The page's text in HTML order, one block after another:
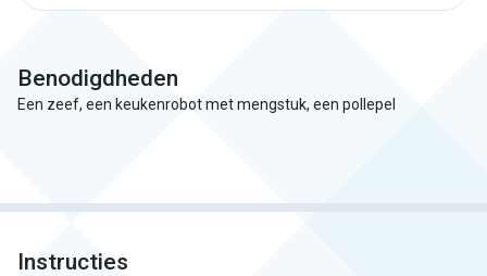
Benodigdheden
Een zeef, een keukenrobot met mengstuk, een pollepel
Instructies